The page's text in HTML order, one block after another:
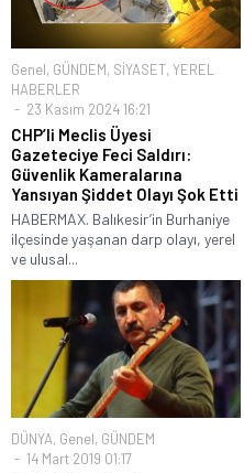
Genel, GÜNDEM, SİYASET, YEREL
HABERLER
23 Kasım 2024 16:21
CHP’li Meclis Üyesi
Gazeteciye Feci Saldırı:
Güvenlik Kameralarına
Yansıyan Şiddet Olayı Şok Etti
HABERMAX. Balıkesir’in Burhaniye
ilçesinde yaşanan darp olayı, yerel
ve ulusal...
DÜNYA, Genel, GÜNDEM
14 Mart 2019 01:17